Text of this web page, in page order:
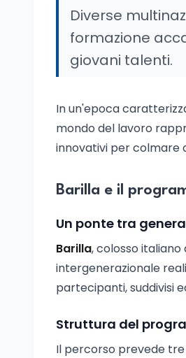
Diverse
formazione
giovani talenti.
In un'epoca
mondo del lavoro
innovativi per colmare
Barilla e il
Un ponte tra
Barilla, colosso
intergenerazionale
partecipanti, suddivisi
Struttura del
Il percorso prevede